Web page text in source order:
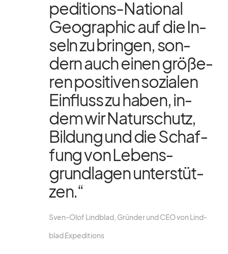
pe­di­ti­ons-Na­tio­nal
Geo­gra­phic auf die In­
seln zu brin­gen, son­
dern auch ei­nen grö­ße­
ren po­si­ti­ven so­zia­len
Ein­fluss zu ha­ben, in­
dem wir Na­tur­schutz,
Bil­dung und die Schaf­
fung von Le­bens­
grund­la­gen un­ter­stüt­
zen.“
Sven-Olof Lind­blad, Grün­der und CEO von Lind­
blad Ex­pe­di­ti­ons